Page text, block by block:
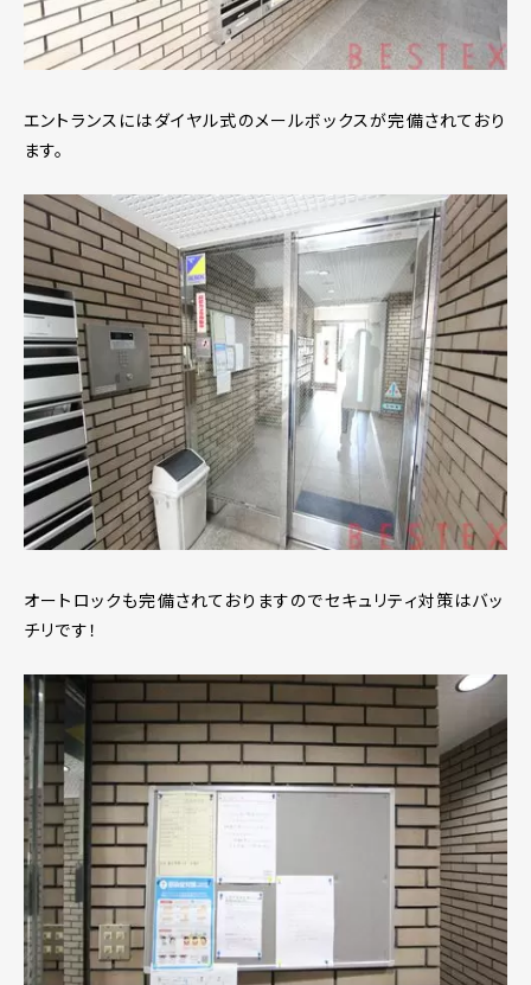
エントランスにはダイヤル式のメールボックスが完備されており
ます。
オートロックも完備されておりますのでセキュリティ対策はバッ
チリです！